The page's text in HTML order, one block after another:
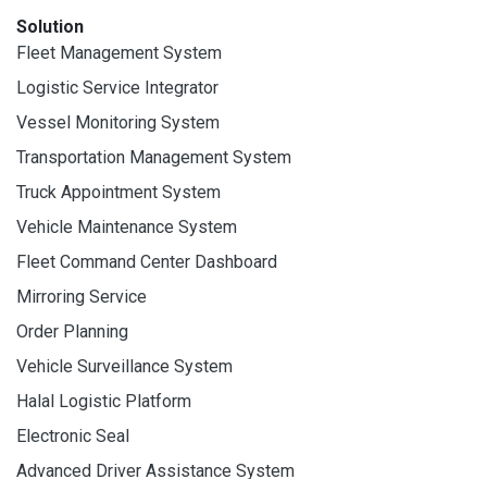
Solution
Fleet Management System
Logistic Service Integrator
Vessel Monitoring System
Transportation Management System
Truck Appointment System
Vehicle Maintenance System
Fleet Command Center Dashboard
Mirroring Service
Order Planning
Vehicle Surveillance System
Halal Logistic Platform
Electronic Seal
Advanced Driver Assistance System